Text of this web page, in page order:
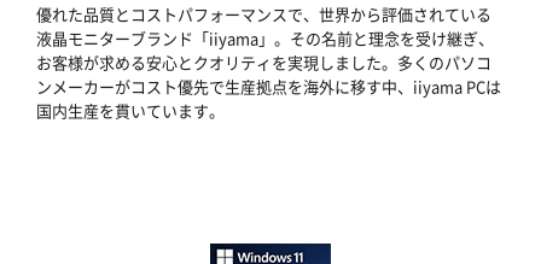
優れた品質とコストパフォーマンスで、世界から評価されている
液晶モニターブランド「iiyama」。その名前と理念を受け継ぎ、
お客様が求める安心とクオリティを実現しました。多くのパソコ
ンメーカーがコスト優先で生産拠点を海外に移す中、iiyama PCは
国内生産を貫いています。